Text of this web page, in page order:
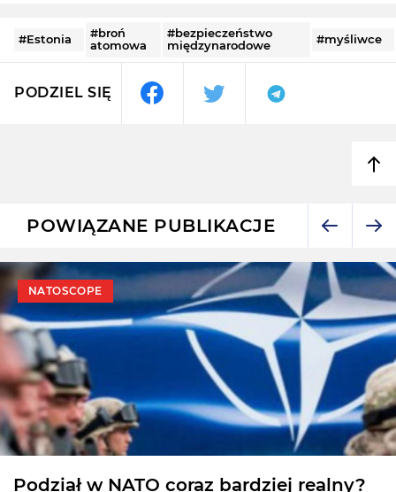
#Estonia
#broń
atomowa
#bezpieczeństwo
międzynarodowe
#myśliwce
PODZIEL SIĘ
POWIĄZANE PUBLIKACJE
NATOSCOPE
Podział w NATO coraz bardziej realny?